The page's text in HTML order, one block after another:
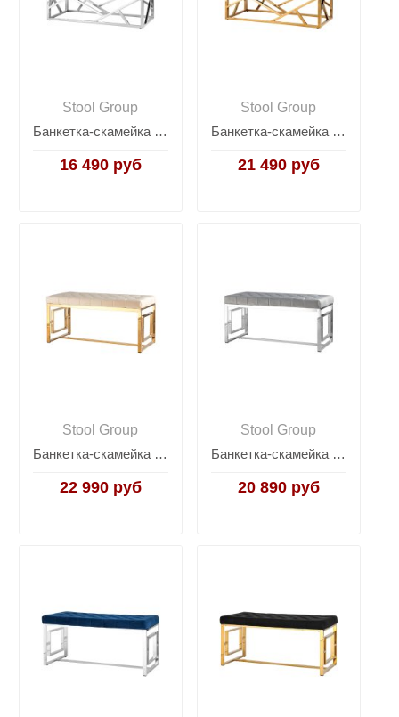
Stool Group
Банкетка-скамейка АРТ ДЕКО велюр синий сталь серебро
16 490 руб
Stool Group
Банкетка-скамейка АРТ ДЕКО велюр черный сталь золото
21 490 руб
Stool Group
Банкетка-скамейка БРУКЛИН велюр бежевый сталь золото
22 990 руб
Stool Group
Банкетка-скамейка БРУКЛИН велюр серый сталь серебро
20 890 руб